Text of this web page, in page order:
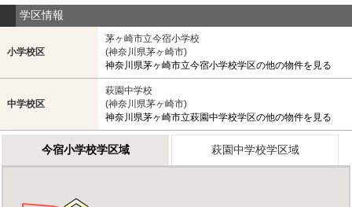
学区情報
小学校区
茅ヶ崎市立今宿小学校
(神奈川県茅ヶ崎市)
神奈川県茅ヶ崎市立今宿小学校学区の他の物件を見る
中学校区
萩園中学校
(神奈川県茅ヶ崎市)
神奈川県茅ヶ崎市立萩園中学校学区の他の物件を見る
今宿小学校学区域 萩園中学校学区域